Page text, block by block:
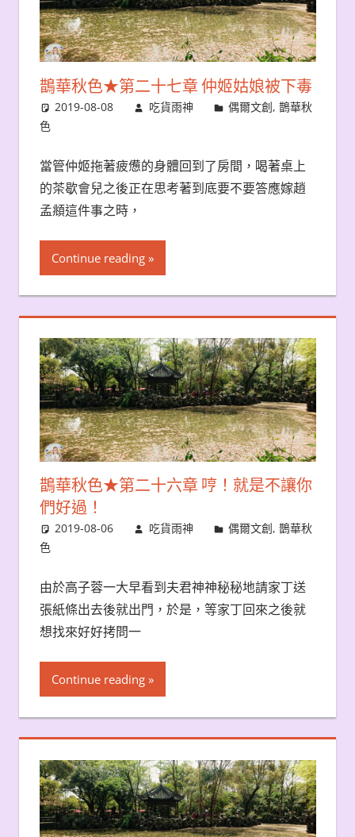
鵲華秋色★第二十七章 仲姬姑娘被下毒
2019-08-08 吃貨雨神 偶爾文創,鵲華秋
色
當管仲姬拖著疲憊的身體回到了房間，喝著桌上
的茶歇會兒之後正在思考著到底要不要答應嫁趙
孟頫這件事之時，
Continue reading
鵲華秋色★第二十六章 哼！就是不讓你
們好過！
2019-08-06 吃貨雨神 偶爾文創,鵲華秋
色
由於高子蓉一大早看到夫君神神秘秘地請家丁送
張紙條出去後就出門，於是，等家丁回來之後就
想找來好好拷問一
Continue reading